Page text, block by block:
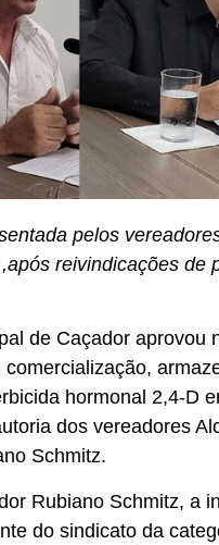
pelos
reivindicações de
de Caçador aprovou
hormonal 2,4-D
dos vereadores
Schmitz.
Rubiano Schmitz, a
do sindicato da